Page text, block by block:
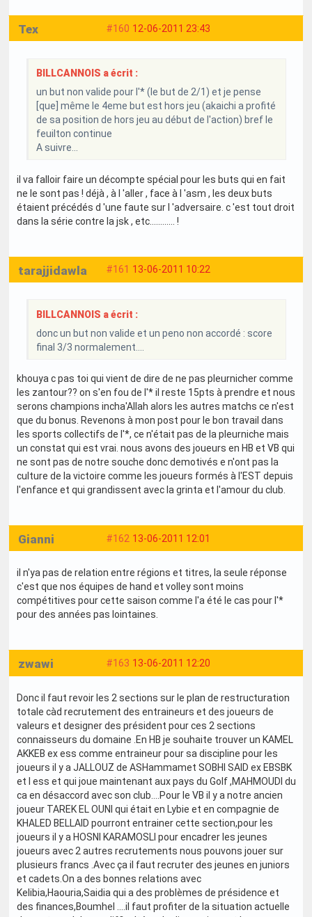
#160 12-06-2011 23:43
Tex
BILLCANNOIS a écrit :
un but non valide pour l'* (le but de 2/1) et je pense
[que] même le 4eme but est hors jeu (akaichi a profité
de sa position de hors jeu au début de l'action) bref le
feuilton continue
A suivre...
il va falloir faire un décompte spécial pour les buts qui en fait
ne le sont pas ! déjà , à l 'aller , face à l 'asm , les deux buts
étaient précédés d 'une faute sur l 'adversaire. c 'est tout droit
dans la série contre la jsk , etc............ !
#161 13-06-2011 10:22
tarajjidawla
BILLCANNOIS a écrit :
donc un but non valide et un peno non accordé : score
final 3/3 normalement....
khouya c pas toi qui vient de dire de ne pas pleurnicher comme
les zantour?? on s'en fou de l'* il reste 15pts à prendre et nous
serons champions incha'Allah alors les autres matchs ce n'est
que du bonus. Revenons à mon post pour le bon travail dans
les sports collectifs de l'*, ce n'était pas de la pleurniche mais
un constat qui est vrai. nous avons des joueurs en HB et VB qui
ne sont pas de notre souche donc demotivés e n'ont pas la
culture de la victoire comme les joueurs formés à l'EST depuis
l'enfance et qui grandissent avec la grinta et l'amour du club.
#162 13-06-2011 12:01
Gianni
il n'ya pas de relation entre régions et titres, la seule réponse
c'est que nos équipes de hand et volley sont moins
compétitives pour cette saison comme l'a été le cas pour l'*
pour des années pas lointaines.
#163 13-06-2011 12:20
zwawi
Donc il faut revoir les 2 sections sur le plan de restructuration
totale càd recrutement des entraineurs et des joueurs de
valeurs et designer des président pour ces 2 sections
connaisseurs du domaine .En HB je souhaite trouver un KAMEL
AKKEB ex ess comme entraineur pour sa discipline pour les
joueurs il y a JALLOUZ de ASHammamet SOBHI SAID ex EBSBK
et l ess et qui joue maintenant aux pays du Golf ,MAHMOUDI du
ca en désaccord avec son club....Pour le VB il y a notre ancien
joueur TAREK EL OUNI qui était en Lybie et en compagnie de
KHALED BELLAID pourront entrainer cette section,pour les
joueurs il y a HOSNI KARAMOSLI pour encadrer les jeunes
joueurs avec 2 autres recrutements nous pouvons jouer sur
plusieurs francs .Avec ça il faut recruter des jeunes en juniors
et cadets.On a des bonnes relations avec
Kelibia,Haouria,Saidia qui a des problèmes de présidence et
des finances,Boumhel ....il faut profiter de la situation actuelle